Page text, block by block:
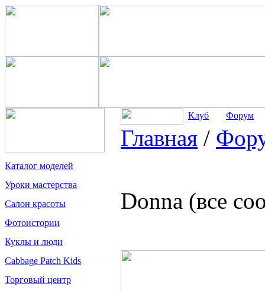
Каталог моделей
Уроки мастерства
Салон красоты
Фотоистории
Куклы и люди
Cabbage Patch Kids
Торговый центр
Клуб Форум
Главная /
Donna (все